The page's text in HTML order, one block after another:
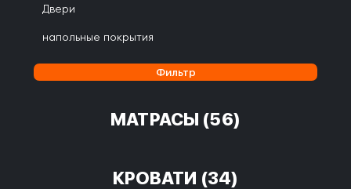
Двери
напольные покрытия
Фильтр
МАТРАСЫ (56)
КРОВАТИ (34)